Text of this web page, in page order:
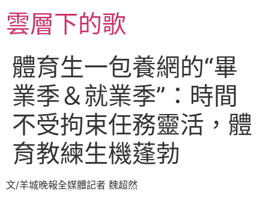
至雲層下的歌
體育生一包養網的“畢
業季＆就業季”：時間
不受拘束任務靈活，體
育教練生機蓬勃
文/羊城晚報全媒體記者 魏超然